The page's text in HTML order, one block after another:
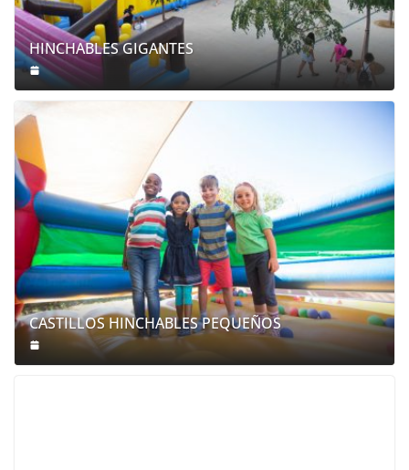
HINCHABLES GIGANTES
CASTILLOS HINCHABLES PEQUEÑOS